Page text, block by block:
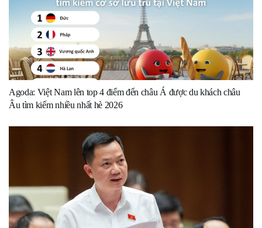
Agoda: Việt Nam lên top 4 điểm đến châu Á được du khách châu
Âu tìm kiếm nhiều nhất hè 2026